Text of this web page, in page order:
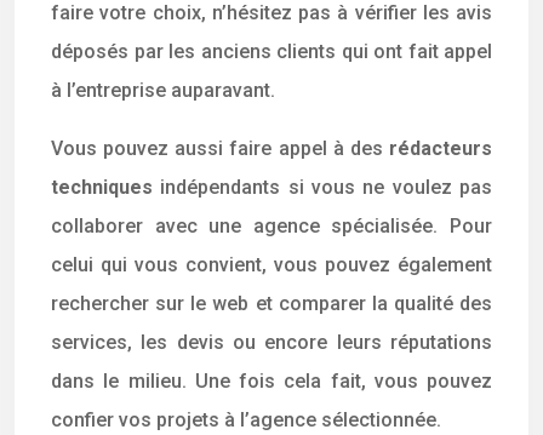
faire votre choix, n’hésitez pas à vérifier les avis
déposés par les anciens clients qui ont fait appel
à l’entreprise auparavant.
Vous pouvez aussi faire appel à des rédacteurs
techniques indépendants si vous ne voulez pas
collaborer avec une agence spécialisée. Pour
celui qui vous convient, vous pouvez également
rechercher sur le web et comparer la qualité des
services, les devis ou encore leurs réputations
dans le milieu. Une fois cela fait, vous pouvez
confier vos projets à l’agence sélectionnée.